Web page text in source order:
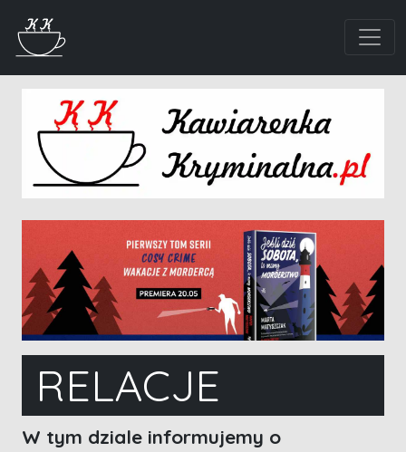
RELACJE
W tym dziale informujemy o